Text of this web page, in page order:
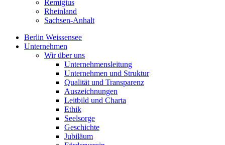
Remigius
Rheinland
Sachsen-Anhalt
Berlin Weissensee
Unternehmen
Wir über uns
Unternehmensleitung
Unternehmen und Struktur
Qualität und Transparenz
Auszeichnungen
Leitbild und Charta
Ethik
Seelsorge
Geschichte
Jubiläum